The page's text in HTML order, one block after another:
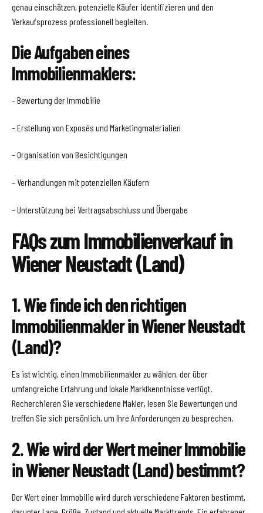
genau einschätzen, potenzielle Käufer identifizieren und den
Verkaufsprozess professionell begleiten.
Die Aufgaben eines
Immobilienmaklers:
– Bewertung der Immobilie
– Erstellung von Exposés und Marketingmaterialien
– Organisation von Besichtigungen
– Verhandlungen mit potenziellen Käufern
– Unterstützung bei Vertragsabschluss und Übergabe
FAQs zum Immobilienverkauf in
Wiener Neustadt (Land)
1. Wie finde ich den richtigen
Immobilienmakler in Wiener Neustadt
(Land)?
Es ist wichtig, einen Immobilienmakler zu wählen, der über
umfangreiche Erfahrung und lokale Marktkenntnisse verfügt.
Recherchieren Sie verschiedene Makler, lesen Sie Bewertungen und
treffen Sie sich persönlich, um Ihre Anforderungen zu besprechen.
2. Wie wird der Wert meiner Immobilie
in Wiener Neustadt (Land) bestimmt?
Der Wert einer Immobilie wird durch verschiedene Faktoren bestimmt,